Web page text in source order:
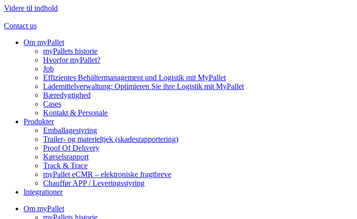
Videre til indhold
Contact us
Om myPallet
myPallets historie
Hvorfor myPallet?
Job
Effizientes Behältermanagement und Logistik mit MyPallet
Lademittelverwaltung: Optimieren Sie ihre Logistik mit MyPallet
Bæredygtighed
Cases
Kontakt & Personale
Produkter
Emballagestyring
Trailer- og materieltjek (skadesrapportering)
Proof Of Delivery
Kørselsrapport
Track & Trace
myPallet eCMR – elektroniske fragtbreve
Chauffør APP / Leveringsstyring
Integrationer
Om myPallet
myPallets historie